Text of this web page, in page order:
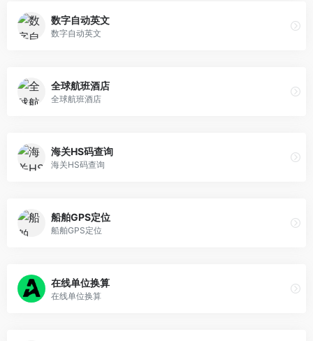
数字自动英文
数字自动英文
全球航班酒店
全球航班酒店
海关HS码查询
海关HS码查询
船舶GPS定位
船舶GPS定位
在线单位换算
在线单位换算